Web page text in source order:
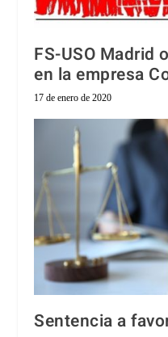
FS-USO Madrid
en la empresa
17 de enero de 2020
Sentencia a